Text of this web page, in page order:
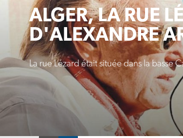
ALGER, LA RUE
D'ALEXANDRE
La rue Lézard était située dans la basse